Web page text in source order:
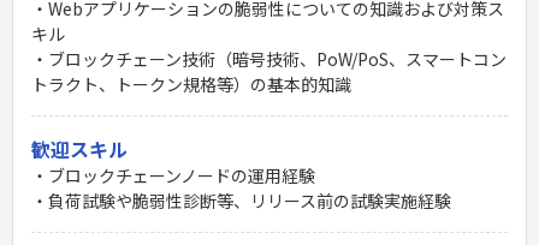
・Webアプリケーションの脆弱性についての知識および対策ス
キル
・ブロックチェーン技術（暗号技術、PoW/PoS、スマートコン
トラクト、トークン規格等）の基本的知識
歓迎スキル
・ブロックチェーンノードの運用経験
・負荷試験や脆弱性診断等、リリース前の試験実施経験